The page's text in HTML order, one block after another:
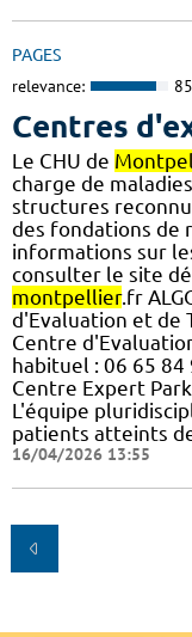
PAGES
relevance:
Centres
Le CHU de
charge de
structures
des fondations de
informations sur
consulter le site
montpellier.fr
d'Evaluation et de
Centre
habituel : 06 65 84
Centre Expert
L'équipe
patients atteints
16/04/2026 13:55